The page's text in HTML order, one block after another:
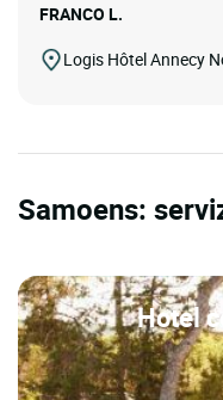
FRANCO L.
Logis Hôtel Annecy
Samoens:
Hotel